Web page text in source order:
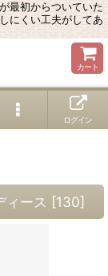
最初からついていた
にくい工夫がしてあ
カート
ログイン
ース [130]